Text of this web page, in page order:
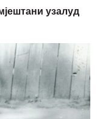
узалуд